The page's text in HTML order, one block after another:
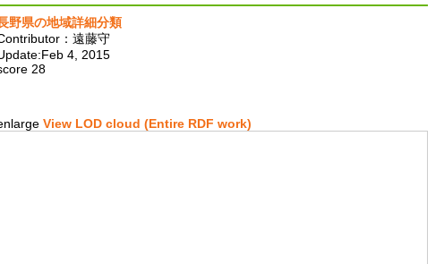
野県の地域詳細分類
：遠藤守
4, 2015
28
View LOD cloud (Entire RDF work)